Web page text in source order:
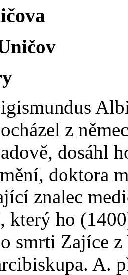
z
dosáhl
doktora
znalec
který ho
smrti Zajíce
A.